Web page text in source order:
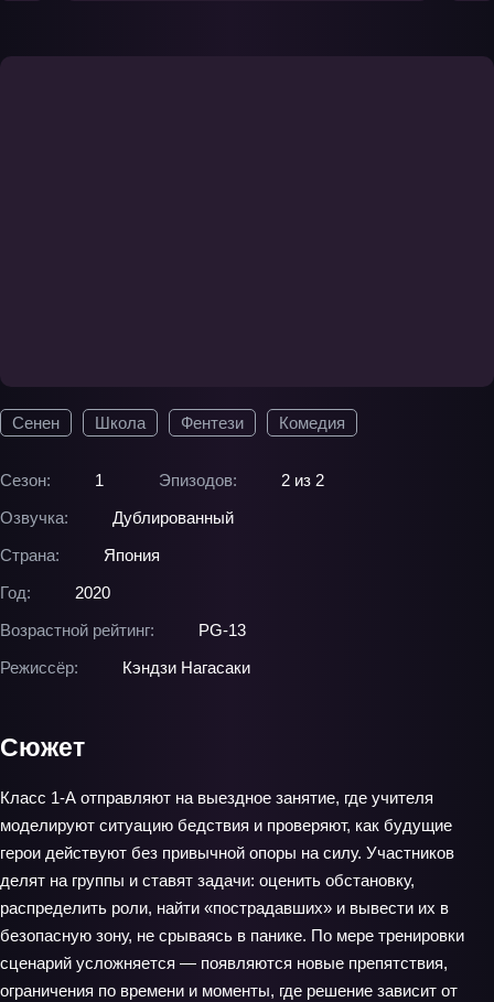
Сенен Школа Фентези Комедия
Сезон: 1 Эпизодов:
2 из 2
Озвучка:
Дублированный
Страна:
Япония
Год:
2020
Возрастной рейтинг:
PG-13
Режиссёр:
Кэндзи Нагасаки
Сюжет
Класс 1‑А отправляют на выездное занятие, где учителя
моделируют ситуацию бедствия и проверяют, как будущие
герои действуют без привычной опоры на силу. Участников
делят на группы и ставят задачи: оценить обстановку,
распределить роли, найти «пострадавших» и вывести их в
безопасную зону, не срываясь в панике. По мере тренировки
сценарий усложняется — появляются новые препятствия,
ограничения по времени и моменты, где решение зависит от